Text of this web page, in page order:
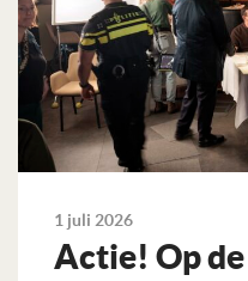
1 juli 2026
Actie! Op